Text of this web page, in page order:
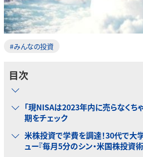
#みんなの投資
目次
「現NISAは2023年内に売らなくち
期をチェック
米株投資で学費を調達！30代で大
ュー『毎月5分のシン・米国株投資